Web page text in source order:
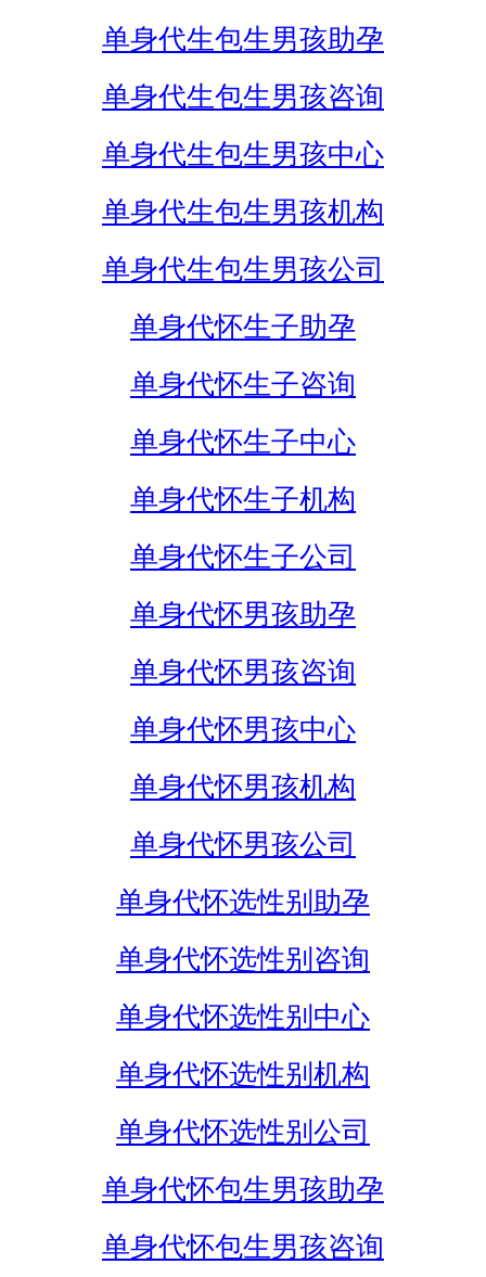
单身代生包生男孩助孕
单身代生包生男孩咨询
单身代生包生男孩中心
单身代生包生男孩机构
单身代生包生男孩公司
单身代怀生子助孕
单身代怀生子咨询
单身代怀生子中心
单身代怀生子机构
单身代怀生子公司
单身代怀男孩助孕
单身代怀男孩咨询
单身代怀男孩中心
单身代怀男孩机构
单身代怀男孩公司
单身代怀选性别助孕
单身代怀选性别咨询
单身代怀选性别中心
单身代怀选性别机构
单身代怀选性别公司
单身代怀包生男孩助孕
单身代怀包生男孩咨询